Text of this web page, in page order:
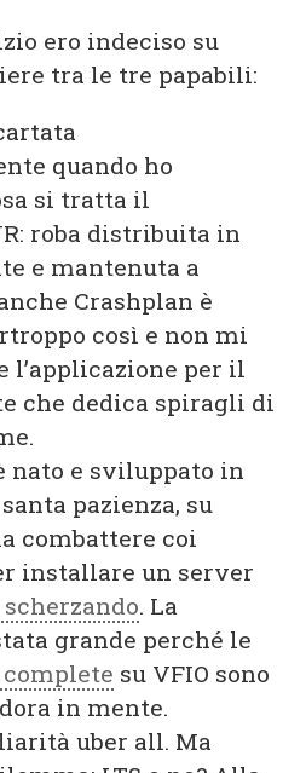
ero indeciso su
tra le tre papabili:
quando ho
si tratta il
roba distribuita in
e mantenuta a
Crashplan è
così e non mi
l’applicazione per il
che dedica spiragli di
nato e sviluppato in
pazienza, su
combattere coi
installare un server
. La
grande perché le
su VFIO sono
in mente.
uber all. Ma